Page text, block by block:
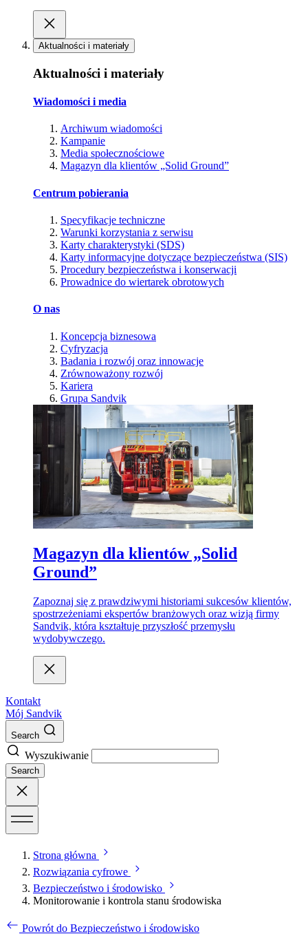
Aktualności i materiały
Aktualności i materiały
Wiadomości i media
Archiwum wiadomości
Kampanie
Media społecznościowe
Magazyn dla klientów „Solid Ground”
Centrum pobierania
Specyfikacje techniczne
Warunki korzystania z serwisu
Karty charakterystyki (SDS)
Karty informacyjne dotyczące bezpieczeństwa (SIS)
Procedury bezpieczeństwa i konserwacji
Prowadnice do wiertarek obrotowych
O nas
Koncepcja biznesowa
Cyfryzacja
Badania i rozwój oraz innowacje
Zrównoważony rozwój
Kariera
Grupa Sandvik
Magazyn dla klientów „Solid
Ground”
Zapoznaj się z prawdziwymi historiami sukcesów klientów,
spostrzeżeniami ekspertów branżowych oraz wizją firmy
Sandvik, która kształtuje przyszłość przemysłu
wydobywczego.
Kontakt
Mój Sandvik
Search
Wyszukiwanie
Search
Strona główna
Rozwiązania cyfrowe
Bezpieczeństwo i środowisko
Monitorowanie i kontrola stanu środowiska
Powrót do Bezpieczeństwo i środowisko